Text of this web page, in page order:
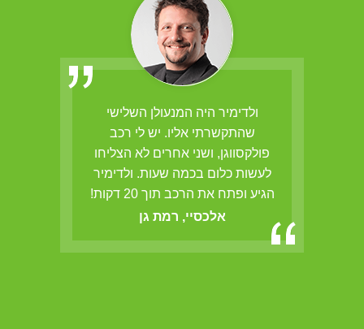
ולדימיר היה המנעולן השלישי
שהתקשרתי אליו. יש לי רכב
פולקסווגן, ושני אחרים לא הצליחו
לעשות כלום בכמה שעות. ולדימיר
הגיע ופתח את הרכב תוך 20 דקות!
אלכסיי, רמת גן